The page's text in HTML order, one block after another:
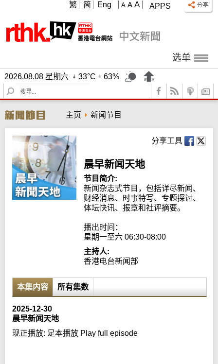
APPS
A A A
繁 简 Eng
选单
2026.08.08 星期六 33°C
63%
S
e
r
c
h
主页 新闻节目
分享工具
晨早新闻天地
节目简介:
新闻杂志式节目，包括详尽新闻、
财经消息、时事特写、专题探讨、
体坛快讯、报章和社评摘要。
播出时间：
星期一至六 06:30-08:00
主持人:
香港电台新闻部
本集内容 所有集数
2025-12-30
晨早新闻天地
现正播放: 足本播放 Play full episode